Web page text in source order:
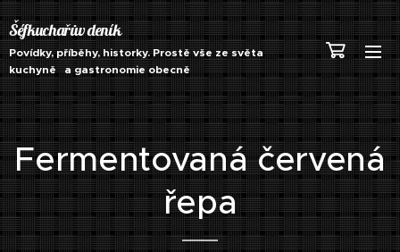
Šéfkuchařův deník
Povídky, příběhy, historky. Prostě vše ze světa
kuchyně a gastronomie obecně
Fermentovaná červená
řepa